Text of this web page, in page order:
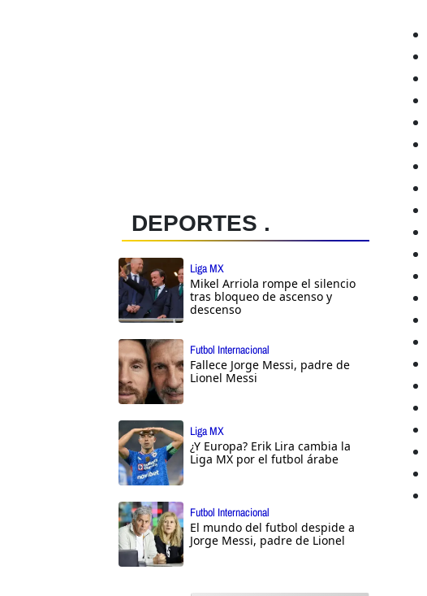
DEPORTES .
Liga MX
Mikel Arriola rompe el silencio
tras bloqueo de ascenso y
descenso
Futbol Internacional
Fallece Jorge Messi, padre de
Lionel Messi
Liga MX
¿Y Europa? Erik Lira cambia la
Liga MX por el futbol árabe
Futbol Internacional
El mundo del futbol despide a
Jorge Messi, padre de Lionel